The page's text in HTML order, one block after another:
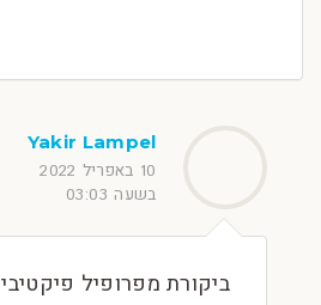
Yakir Lampel
10 באפריל 2022
בשעה 03:03
ביקורת מפרופיל פיקטיבי